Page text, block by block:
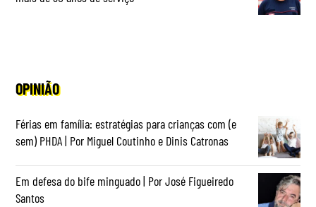
OPINIÃO
Férias em família: estratégias para crianças com (e
sem) PHDA | Por Miguel Coutinho e Dinis Catronas
Em defesa do bife minguado | Por José Figueiredo
Santos